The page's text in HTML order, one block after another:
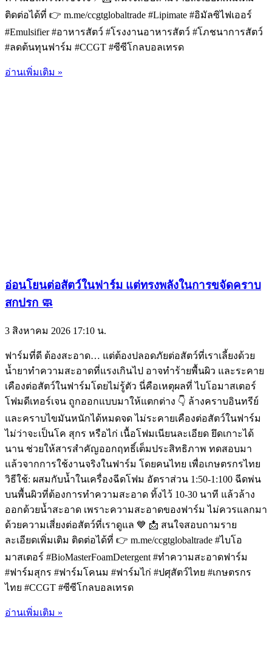
ติดต่อได้ที่ 👉 m.me/ccgtglobaltrade #Lipimate #อิมัลซิไฟเออร์
#Emulsifier #อาหารสัตว์ #โรงงานอาหารสัตว์ #โภชนาการสัตว์
#ลดต้นทุนฟาร์ม #CCGT #ซีซีโกลบอลเทรด
อ่านเพิ่มเติม »
อ่อนโยนต่อสัตว์ในฟาร์ม แต่ทรงพลังในการขจัดคราบ
สกปรก 🧼
3 สิงหาคม 2026 17:10 น.
ฟาร์มที่ดี ต้องสะอาด… แต่ต้องปลอดภัยต่อสัตว์ที่เราเลี้ยงด้วย
น้ำยาทำความสะอาดที่แรงเกินไป อาจทำร้ายพื้นผิว และระคาย
เคืองต่อสัตว์ในฟาร์มโดยไม่รู้ตัว นี่คือเหตุผลที่ ไบโอมาสเตอร์
โฟมดีเทอร์เจน ถูกออกแบบมาให้แตกต่าง 👇 ล้างคราบอินทรีย์
และคราบไขมันหนักได้หมดจด ไม่ระคายเคืองต่อสัตว์ในฟาร์ม
ไม่ว่าจะเป็นโค สุกร หรือไก่ เนื้อโฟมเนียนละเอียด ยึดเกาะได้
นาน ช่วยให้สารสำคัญออกฤทธิ์เต็มประสิทธิภาพ ทดสอบมา
แล้วจากการใช้งานจริงในฟาร์ม โดยคนไทย เพื่อเกษตรกรไทย
วิธีใช้: ผสมกับน้ำในเครื่องฉีดโฟม อัตราส่วน 1:50-1:100 ฉีดพ่น
บนพื้นผิวที่ต้องการทำความสะอาด ทิ้งไว้ 10-30 นาที แล้วล้าง
ออกด้วยน้ำสะอาด เพราะความสะอาดของฟาร์ม ไม่ควรแลกมา
ด้วยความเสี่ยงต่อสัตว์ที่เราดูแล 💙 📩 สนใจสอบถามราย
ละเอียดเพิ่มเติม ติดต่อได้ที่ 👉 m.me/ccgtglobaltrade #ไบโอ
มาสเตอร์ #BioMasterFoamDetergent #ทำความสะอาดฟาร์ม
#ฟาร์มสุกร #ฟาร์มโคนม #ฟาร์มไก่ #ปศุสัตว์ไทย #เกษตรกร
ไทย #CCGT #ซีซีโกลบอลเทรด
อ่านเพิ่มเติม »